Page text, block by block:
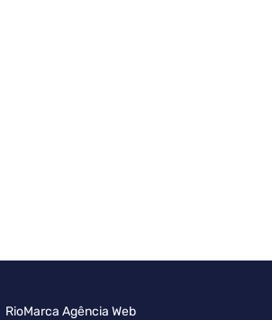
RioMarca Agência Web